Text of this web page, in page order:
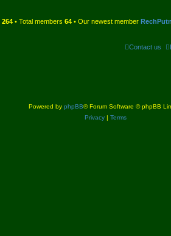
264 • Total members 64 • Our newest member
Contact us
Powered by phpBB® Forum Software © phpBB
Privacy | Terms